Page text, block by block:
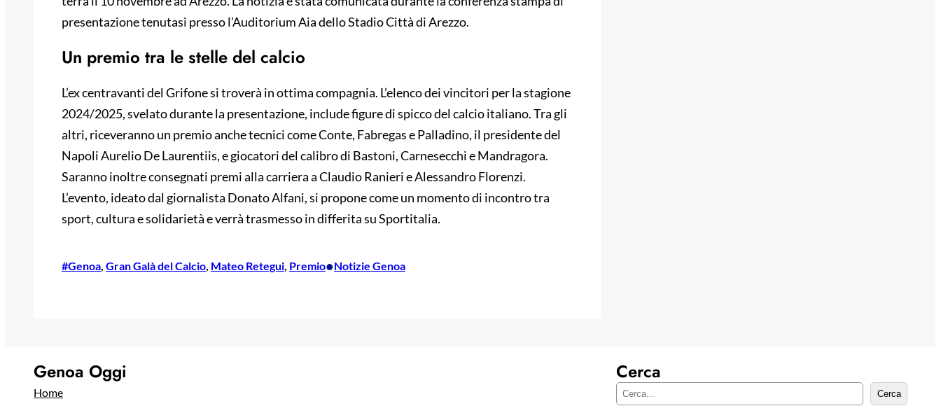
presentazione tenutasi presso l’Auditorium Aia dello Stadio Città di Arezzo.
Un premio tra le stelle del calcio
L’ex centravanti del Grifone si troverà in ottima compagnia. L’elenco dei vincitori per la stagione
2024/2025, svelato durante la presentazione, include figure di spicco del calcio italiano. Tra gli
altri, riceveranno un premio anche tecnici come Conte, Fabregas e Palladino, il presidente del
Napoli Aurelio De Laurentiis, e giocatori del calibro di Bastoni, Carnesecchi e Mandragora.
Saranno inoltre consegnati premi alla carriera a Claudio Ranieri e Alessandro Florenzi.
L’evento, ideato dal giornalista Donato Alfani, si propone come un momento di incontro tra
sport, cultura e solidarietà e verrà trasmesso in differita su Sportitalia.
#Genoa, Gran Galà del Calcio, Mateo Retegui, Premio•Notizie Genoa
Genoa Oggi
Home
Cerca
C Cerca